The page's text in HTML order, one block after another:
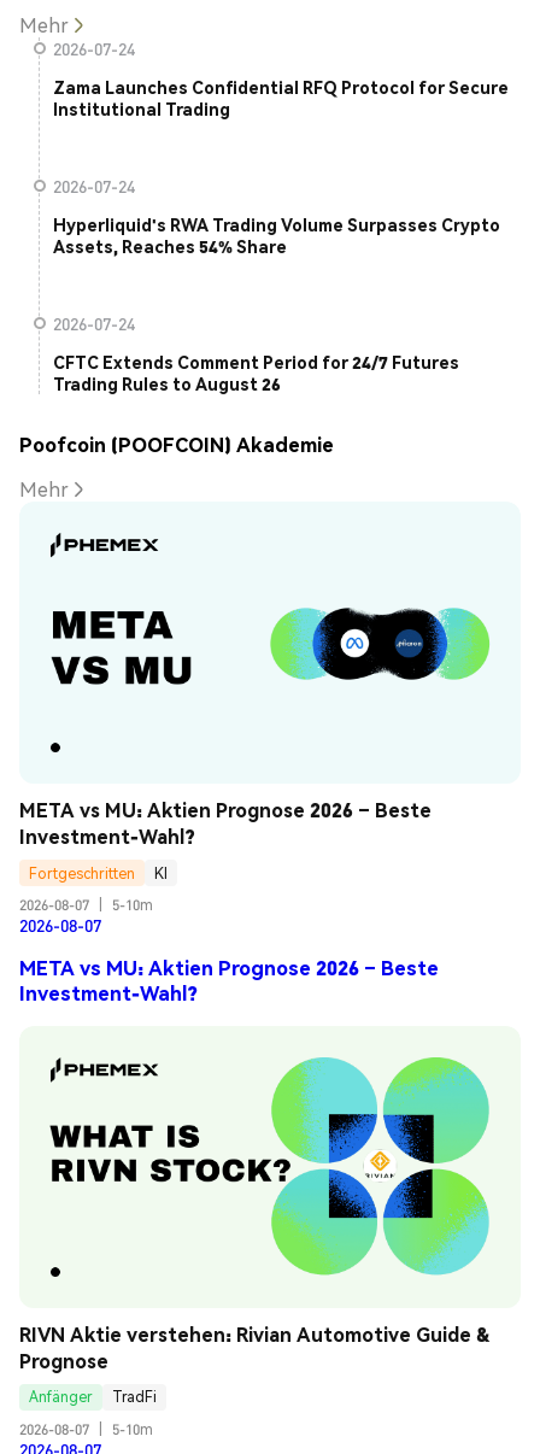
Mehr
2026-07-24
Zama Launches Confidential RFQ Protocol for Secure
Institutional Trading
2026-07-24
Hyperliquid's RWA Trading Volume Surpasses Crypto
Assets, Reaches 54% Share
2026-07-24
CFTC Extends Comment Period for 24/7 Futures
Trading Rules to August 26
Poofcoin (POOFCOIN) Akademie
Mehr
META vs MU: Aktien Prognose 2026 – Beste
Investment-Wahl?
Fortgeschritten
KI
2026-08-07
5-10m
2026-08-07
META vs MU: Aktien Prognose 2026 – Beste
Investment-Wahl?
RIVN Aktie verstehen: Rivian Automotive Guide &
Prognose
Anfänger
TradFi
2026-08-07
5-10m
2026-08-07